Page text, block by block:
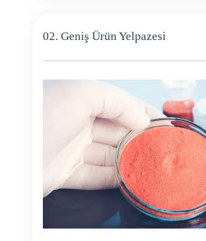
02. Geniş Ürün Yelpazesi